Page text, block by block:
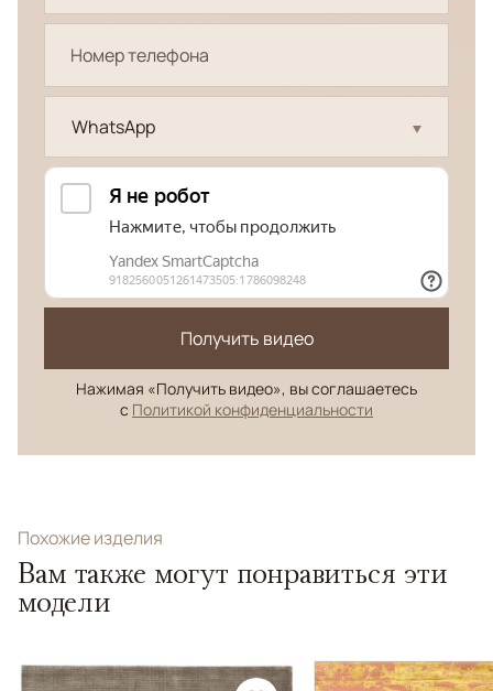
WhatsApp
Получить видео
Нажимая «Получить видео», вы соглашаетесь
с Политикой конфиденциальности
Похожие изделия
Вам также могут понравиться эти
модели